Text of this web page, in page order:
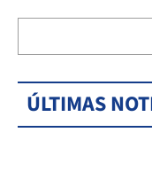
ÚLTIMAS